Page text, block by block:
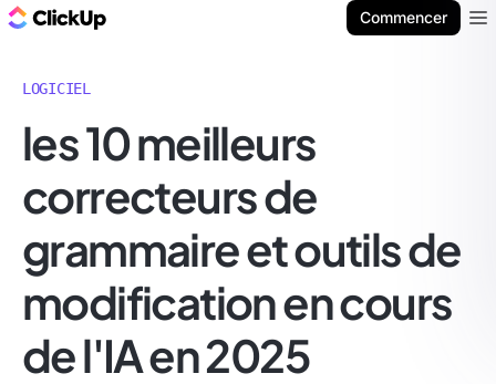
Commencer
LOGICIEL
les 10 meilleurs
correcteurs de
grammaire et outils de
modification en cours
de l'IA en 2025